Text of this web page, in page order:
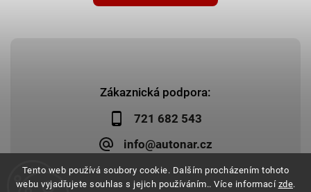
Tento web používá soubory cookie. Dalším procházením tohoto
webu vyjadřujete souhlas s jejich používáním.. Více informací zde.
Zákaznická podpora:
721 682 543
info@autonar.cz